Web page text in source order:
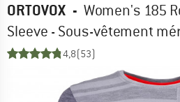
ORTOVOX - Women's 185
Sleeve - Sous-vêtement
4,8(53)